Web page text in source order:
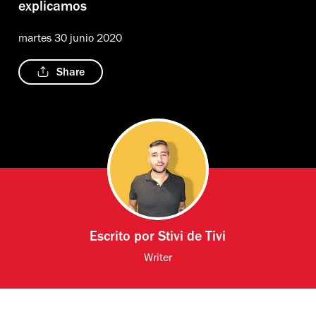
explicamos
martes 30 junio 2020
Share
Escrito porStivi de Tivi
Writer